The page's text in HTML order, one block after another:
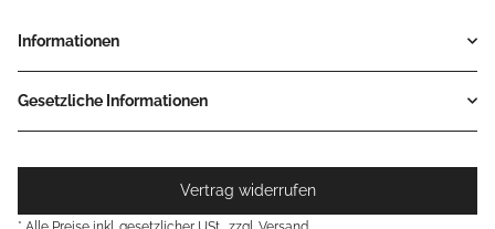
Informationen
Gesetzliche Informationen
Vertrag widerrufen